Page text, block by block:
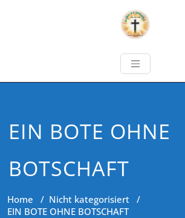
EIN BOTE OHNE
BOTSCHAFT
Home / Nicht kategorisiert /
EIN BOTE OHNE BOTSCHAFT